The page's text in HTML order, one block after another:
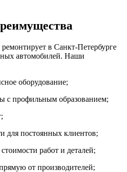
в Санкт-Петербурге
автомобилей. Наши
оборудование;
с профильным образованием;
для постоянных клиентов;
работ и деталей;
от производителей;